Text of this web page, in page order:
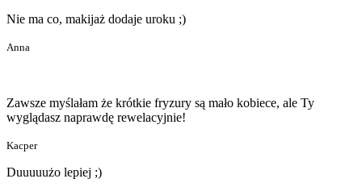
Nie ma co, makijaż dodaje uroku ;)
Anna
Zawsze myślałam że krótkie fryzury są mało kobiece, ale Ty
wyglądasz naprawdę rewelacyjnie!
Kacper
Duuuuużo lepiej ;)